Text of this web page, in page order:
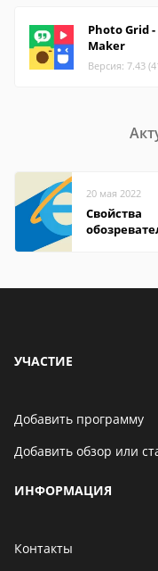
Photo Grid
Maker
Версия: 7.43
20 мая 2022
Свойства
УЧАСТИЕ
Добавить программу
Добавить обзор или
ИНФОРМАЦИЯ
Контакты